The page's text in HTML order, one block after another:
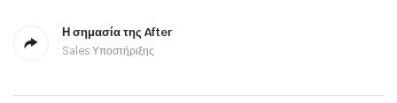
Η σημασία της After
Sales Υποστήριξης